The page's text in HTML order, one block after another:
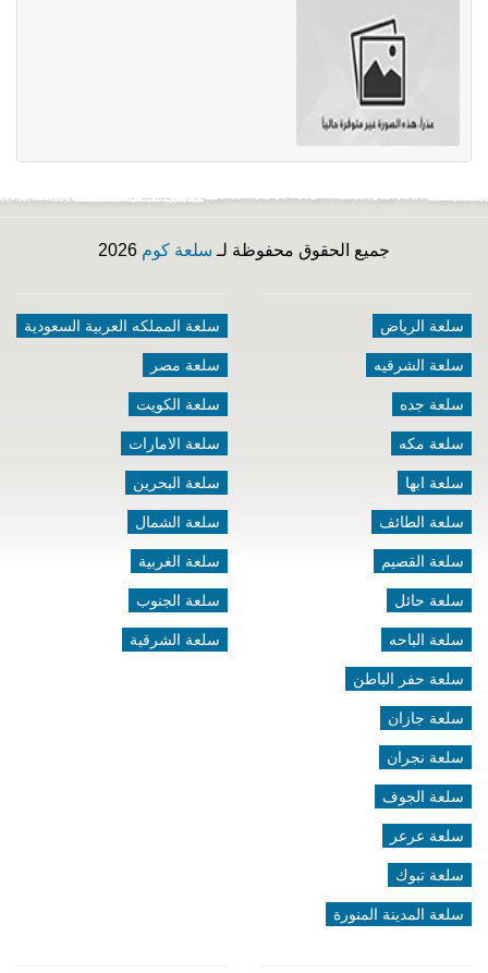
جميع الحقوق محفوظة لـ سلعة كوم
سلعة الرياض
سلعة الشرقيه
سلعة جده
سلعة مكه
سلعة ابها
سلعة الطائف
سلعة القصيم
سلعة حائل
سلعة الباحه
سلعة حفر الباطن
سلعة جازان
سلعة نجران
سلعة الجوف
سلعة عرعر
سلعة تبوك
سلعة المدينة المنورة
سلعة المملكه العربية السعودية
سلعة مصر
سلعة الكويت
سلعة الامارات
سلعة البحرين
سلعة الشمال
سلعة الغربية
سلعة الجنوب
سلعة الشرقية